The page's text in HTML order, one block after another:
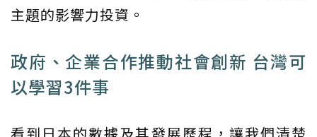
主題的影響力投資。
政府、企業合作推動社會創新 台灣可
以學習3件事